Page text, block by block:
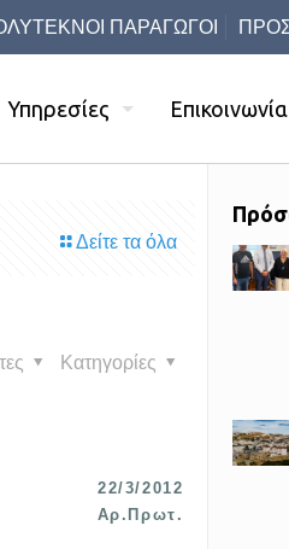
ΠΑΡΑΓΩΓΟΙ
Υπηρεσίες Επικοινωνία
Δείτε τα όλα
Κατηγορίες
22/3/2012
Αρ.Πρωτ.